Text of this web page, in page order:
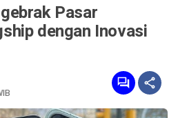
Pasar
dengan Inovasi